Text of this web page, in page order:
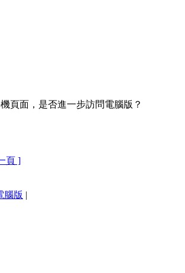
頁面，是否進一步訪問電腦版？
頁 ]
腦版 |